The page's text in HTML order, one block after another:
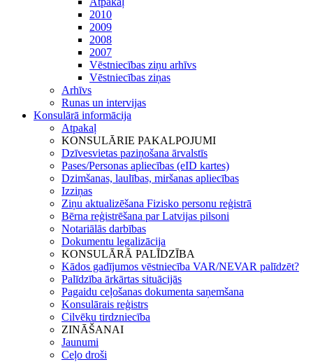
2010
2009
2008
2007
Vēstniecības ziņu arhīvs
Vēstniecības ziņas
Arhīvs
Runas un intervijas
Konsulārā informācija
Atpakaļ
KONSULĀRIE PAKALPOJUMI
Dzīvesvietas paziņošana ārvalstīs
Pases/Personas apliecības (eID kartes)
Dzimšanas, laulības, miršanas apliecības
Izziņas
Ziņu aktualizēšana Fizisko personu reģistrā
Bērna reģistrēšana par Latvijas pilsoni
Notariālās darbības
Dokumentu legalizācija
KONSULĀRĀ PALĪDZĪBA
Kādos gadījumos vēstniecība VAR/NEVAR palīdzēt?
Palīdzība ārkārtas situācijās
Pagaidu ceļošanas dokumenta saņemšana
Konsulārais reģistrs
Cilvēku tirdzniecība
ZINĀŠANAI
Jaunumi
Ceļo droši